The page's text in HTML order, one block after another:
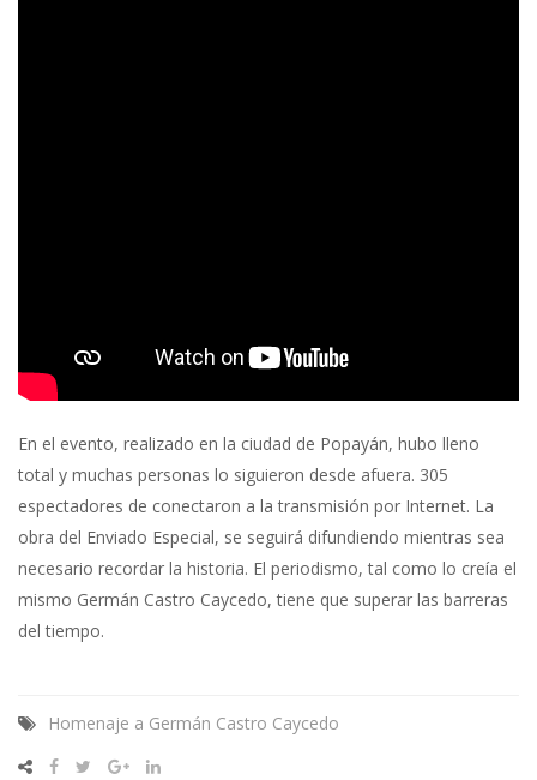
En el evento, realizado en la ciudad de Popayán, hubo lleno
total y muchas personas lo siguieron desde afuera. 305
espectadores de conectaron a la transmisión por Internet. La
obra del Enviado Especial, se seguirá difundiendo mientras sea
necesario recordar la historia. El periodismo, tal como lo creía el
mismo Germán Castro Caycedo, tiene que superar las barreras
del tiempo.
Homenaje a Germán Castro Caycedo